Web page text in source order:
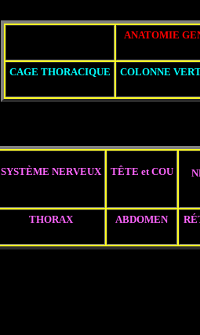
ANATOMIE
CAGE THORACIQUE COLONNE
SYSTÈME NERVEUX TÊTE et COU
THORAX ABDOMEN